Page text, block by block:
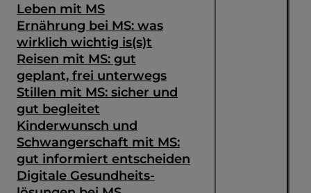
Leben mit MS
Ernährung bei MS: was
wirklich wichtig is(s)t
Reisen mit MS: gut
geplant, frei unterwegs
Stillen mit MS: sicher und
gut begleitet
Kinderwunsch und
Schwangerschaft mit MS:
gut informiert entscheiden
Digitale Gesundheits­